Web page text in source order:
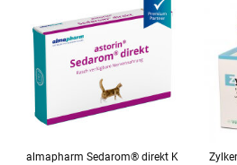
almapharm Sedarom® direkt K